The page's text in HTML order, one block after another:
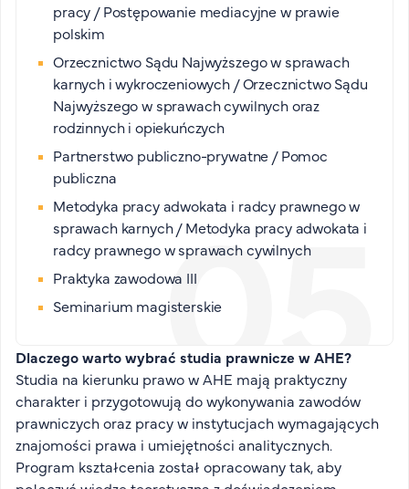
pracy / Postępowanie mediacyjne w prawie
polskim
Orzecznictwo Sądu Najwyższego w sprawach
karnych i wykroczeniowych / Orzecznictwo Sądu
Najwyższego w sprawach cywilnych oraz
rodzinnych i opiekuńczych
Partnerstwo publiczno-prywatne / Pomoc
publiczna
Metodyka pracy adwokata i radcy prawnego w
sprawach karnych / Metodyka pracy adwokata i
radcy prawnego w sprawach cywilnych
Praktyka zawodowa III
Seminarium magisterskie
Dlaczego warto wybrać studia prawnicze w AHE?
Studia na kierunku prawo w AHE mają praktyczny
charakter i przygotowują do wykonywania zawodów
prawniczych oraz pracy w instytucjach wymagających
znajomości prawa i umiejętności analitycznych.
Program kształcenia został opracowany tak, aby